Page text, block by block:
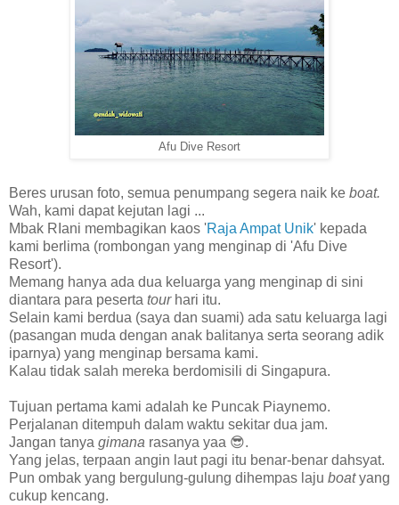
Afu Dive Resort
Beres urusan foto, semua penumpang segera naik ke boat.
Wah, kami dapat kejutan lagi ...
Mbak RIani membagikan kaos 'Raja Ampat Unik' kepada
kami berlima (rombongan yang menginap di 'Afu Dive
Resort').
Memang hanya ada dua keluarga yang menginap di sini
diantara para peserta tourhari itu.
Selain kami berdua (saya dan suami) ada satu keluarga lagi
(pasangan muda dengan anak balitanya serta seorang adik
iparnya) yang menginap bersama kami.
Kalau tidak salah mereka berdomisili di Singapura.
Tujuan pertama kami adalah ke Puncak Piaynemo.
Perjalanan ditempuh dalam waktu sekitar dua jam.
Jangan tanya gimana rasanya yaa 😎.
Yang jelas, terpaan angin laut pagi itu benar-benar dahsyat.
Pun ombak yang bergulung-gulung dihempas laju boatyang
cukup kencang.